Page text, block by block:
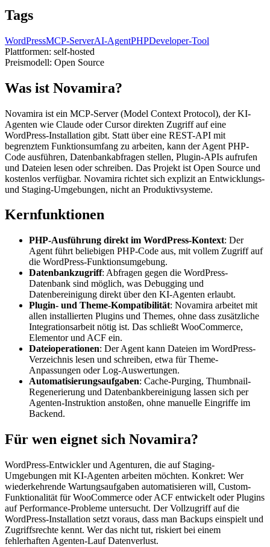
Tags
WordPressMCP-ServerAI-AgentPHPDeveloper-Tool
Plattformen: self-hosted
Preismodell: Open Source
Was ist Novamira?
Novamira ist ein MCP-Server (Model Context Protocol), der KI-
Agenten wie Claude oder Cursor direkten Zugriff auf eine
WordPress-Installation gibt. Statt über eine REST-API mit
begrenztem Funktionsumfang zu arbeiten, kann der Agent PHP-
Code ausführen, Datenbankabfragen stellen, Plugin-APIs aufrufen
und Dateien lesen oder schreiben. Das Projekt ist Open Source und
kostenlos verfügbar. Novamira richtet sich explizit an Entwicklungs-
und Staging-Umgebungen, nicht an Produktivsysteme.
Kernfunktionen
PHP-Ausführung direkt im WordPress-Kontext: Der
Agent führt beliebigen PHP-Code aus, mit vollem Zugriff auf
die WordPress-Funktionsumgebung.
Datenbankzugriff: Abfragen gegen die WordPress-
Datenbank sind möglich, was Debugging und
Datenbereinigung direkt über den KI-Agenten erlaubt.
Plugin- und Theme-Kompatibilität: Novamira arbeitet mit
allen installierten Plugins und Themes, ohne dass zusätzliche
Integrationsarbeit nötig ist. Das schließt WooCommerce,
Elementor und ACF ein.
Dateioperationen: Der Agent kann Dateien im WordPress-
Verzeichnis lesen und schreiben, etwa für Theme-
Anpassungen oder Log-Auswertungen.
Automatisierungsaufgaben: Cache-Purging, Thumbnail-
Regenerierung und Datenbankbereinigung lassen sich per
Agenten-Instruktion anstoßen, ohne manuelle Eingriffe im
Backend.
Für wen eignet sich Novamira?
WordPress-Entwickler und Agenturen, die auf Staging-
Umgebungen mit KI-Agenten arbeiten möchten. Konkret: Wer
wiederkehrende Wartungsaufgaben automatisieren will, Custom-
Funktionalität für WooCommerce oder ACF entwickelt oder Plugins
auf Performance-Probleme untersucht. Der Vollzugriff auf die
WordPress-Installation setzt voraus, dass man Backups einspielt und
Zugriffsrechte kennt. Wer das nicht tut, riskiert bei einem
fehlerhaften Agenten-Lauf Datenverlust.